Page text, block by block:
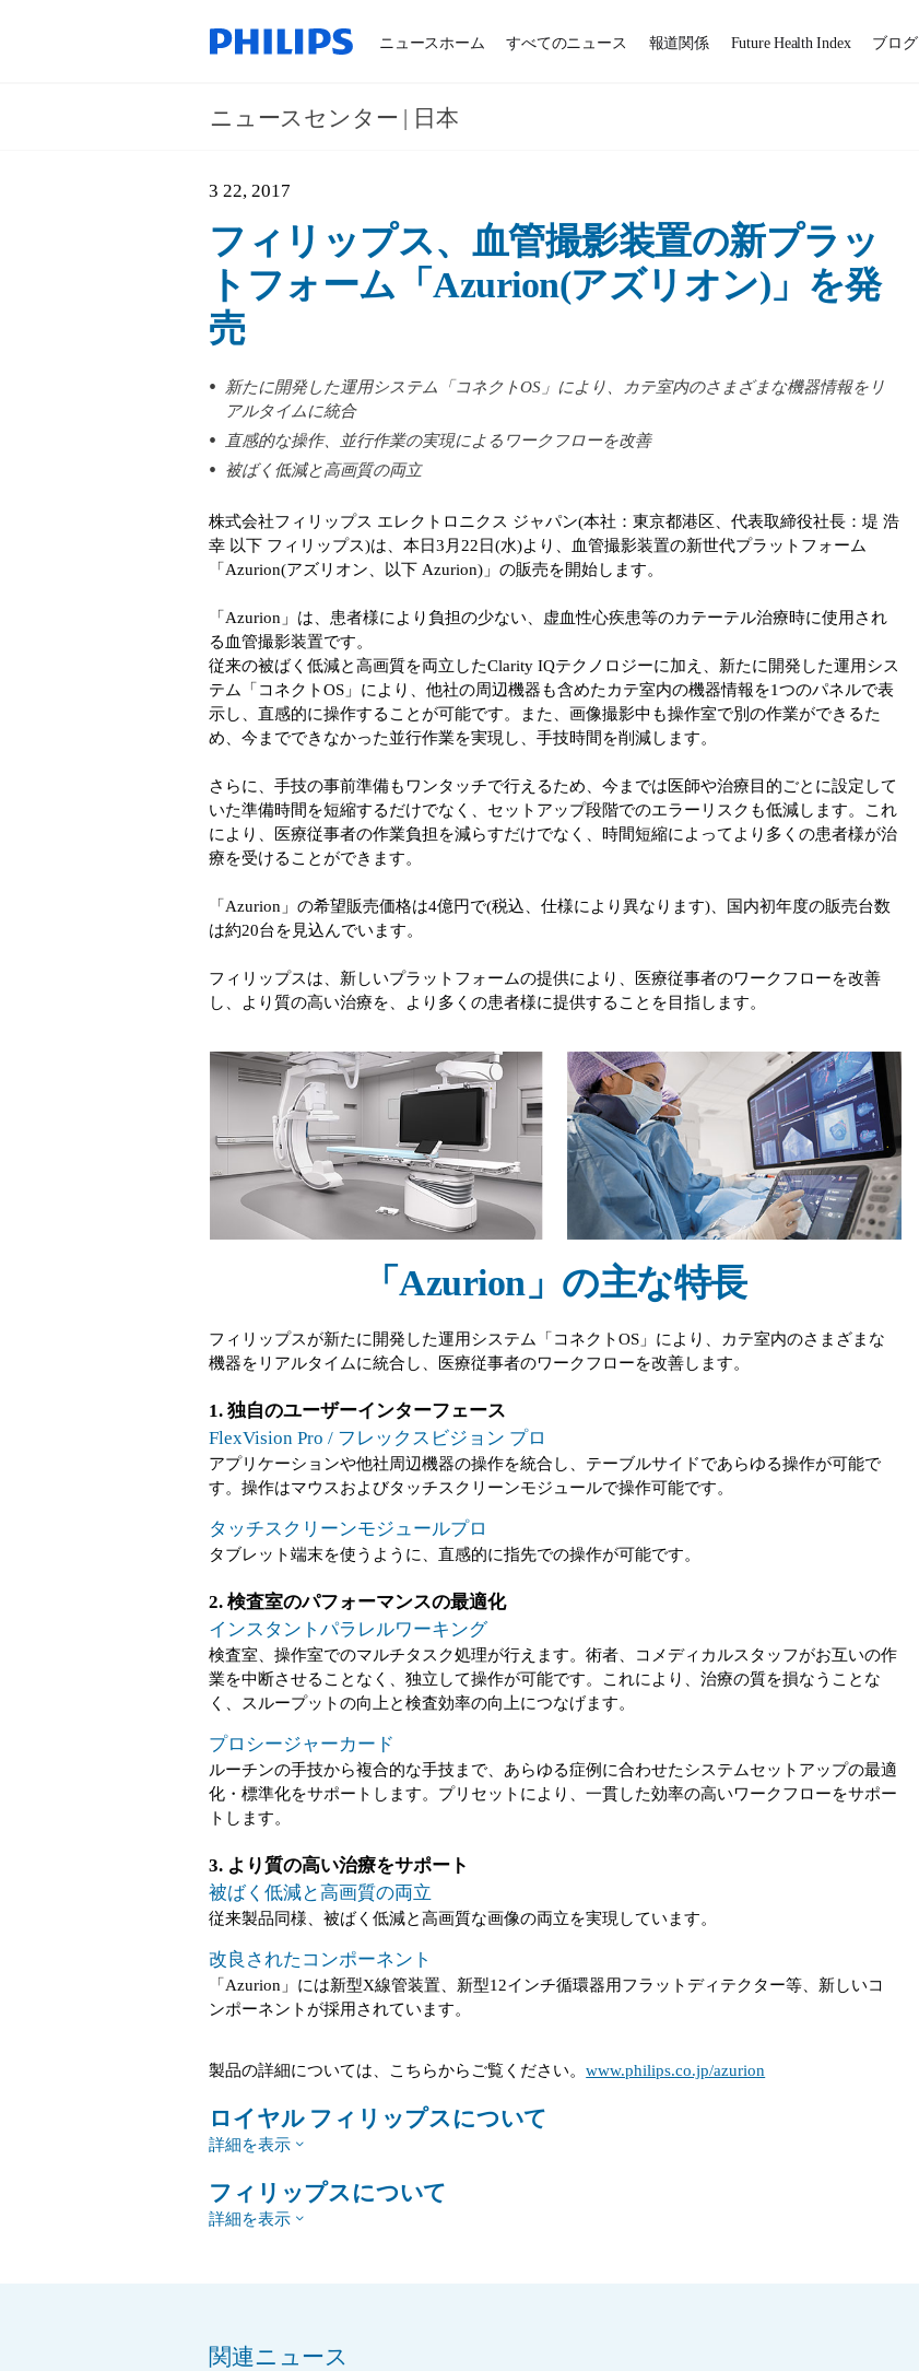
ニュースホーム すべてのニュース 報道関係 Future Health Index ブログ
ニュースセンター | 日本
3 22, 2017
フィリップス、血管撮影装置の新プラッ
トフォーム「Azurion(アズリオン)」を発
売
新たに開発した運用システム「コネクトOS」により、カテ室内のさまざまな機器情報をリ
アルタイムに統合
直感的な操作、並行作業の実現によるワークフローを改善
被ばく低減と高画質の両立
株式会社フィリップス エレクトロニクス ジャパン(本社：東京都港区、代表取締役社長：堤 浩
幸 以下 フィリップス)は、本日3月22日(水)より、血管撮影装置の新世代プラットフォーム
「Azurion(アズリオン、以下 Azurion)」の販売を開始します。
「Azurion」は、患者様により負担の少ない、虚血性心疾患等のカテーテル治療時に使用され
る血管撮影装置です。
従来の被ばく低減と高画質を両立したClarity IQテクノロジーに加え、新たに開発した運用シス
テム「コネクトOS」により、他社の周辺機器も含めたカテ室内の機器情報を1つのパネルで表
示し、直感的に操作することが可能です。また、画像撮影中も操作室で別の作業ができるた
め、今までできなかった並行作業を実現し、手技時間を削減します。
さらに、手技の事前準備もワンタッチで行えるため、今までは医師や治療目的ごとに設定して
いた準備時間を短縮するだけでなく、セットアップ段階でのエラーリスクも低減します。これ
により、医療従事者の作業負担を減らすだけでなく、時間短縮によってより多くの患者様が治
療を受けることができます。
「Azurion」の希望販売価格は4億円で(税込、仕様により異なります)、国内初年度の販売台数
は約20台を見込んでいます。
フィリップスは、新しいプラットフォームの提供により、医療従事者のワークフローを改善
し、より質の高い治療を、より多くの患者様に提供することを目指します。
「Azurion」の主な特長
フィリップスが新たに開発した運用システム「コネクトOS」により、カテ室内のさまざまな
機器をリアルタイムに統合し、医療従事者のワークフローを改善します。
1. 独自のユーザーインターフェース
FlexVision Pro / フレックスビジョン プロ
アプリケーションや他社周辺機器の操作を統合し、テーブルサイドであらゆる操作が可能で
す。操作はマウスおよびタッチスクリーンモジュールで操作可能です。
タッチスクリーンモジュールプロ
タブレット端末を使うように、直感的に指先での操作が可能です。
2. 検査室のパフォーマンスの最適化
インスタントパラレルワーキング
検査室、操作室でのマルチタスク処理が行えます。術者、コメディカルスタッフがお互いの作
業を中断させることなく、独立して操作が可能です。これにより、治療の質を損なうことな
く、スループットの向上と検査効率の向上につなげます。
プロシージャーカード
ルーチンの手技から複合的な手技まで、あらゆる症例に合わせたシステムセットアップの最適
化・標準化をサポートします。プリセットにより、一貫した効率の高いワークフローをサポー
トします。
3. より質の高い治療をサポート
被ばく低減と高画質の両立
従来製品同様、被ばく低減と高画質な画像の両立を実現しています。
改良されたコンポーネント
「Azurion」には新型X線管装置、新型12インチ循環器用フラットディテクター等、新しいコ
ンポーネントが採用されています。
製品の詳細については、こちらからご覧ください。www.philips.co.jp/azurion
ロイヤル フィリップスについて
詳細を表示
フィリップスについて
詳細を表示
関連ニュース